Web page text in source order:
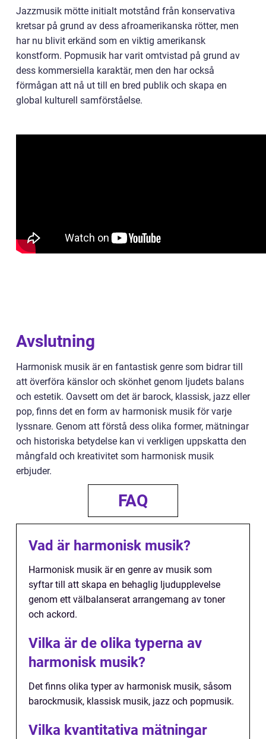
Jazzmusik mötte initialt motstånd från konservativa
kretsar på grund av dess afroamerikanska rötter, men
har nu blivit erkänd som en viktig amerikansk
konstform. Popmusik har varit omtvistad på grund av
dess kommersiella karaktär, men den har också
förmågan att nå ut till en bred publik och skapa en
global kulturell samförståelse.
Avslutning
Harmonisk musik är en fantastisk genre som bidrar till
att överföra känslor och skönhet genom ljudets balans
och estetik. Oavsett om det är barock, klassisk, jazz eller
pop, finns det en form av harmonisk musik för varje
lyssnare. Genom att förstå dess olika former, mätningar
och historiska betydelse kan vi verkligen uppskatta den
mångfald och kreativitet som harmonisk musik
erbjuder.
FAQ
Vad är harmonisk musik?
Harmonisk musik är en genre av musik som
syftar till att skapa en behaglig ljudupplevelse
genom ett välbalanserat arrangemang av toner
och ackord.
Vilka är de olika typerna av
harmonisk musik?
Det finns olika typer av harmonisk musik, såsom
barockmusik, klassisk musik, jazz och popmusik.
Vilka kvantitativa mätningar